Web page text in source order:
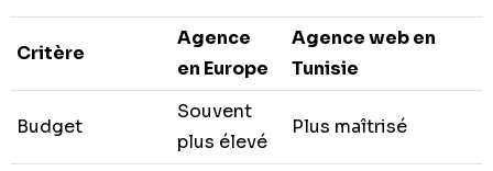
Critère
Agence
en Europe
Agence web en
Tunisie
Budget
Souvent
plus élevé
Plus maîtrisé